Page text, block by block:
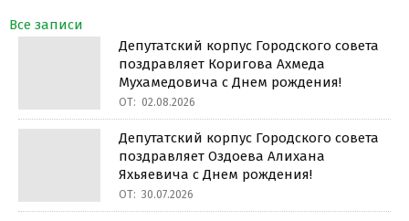
Все записи
Депутатский корпус Городского совета
поздравляет Коригова Ахмеда
Мухамедовича с Днем рождения!
ОТ: 02.08.2026
Депутатский корпус Городского совета
поздравляет Оздоева Алихана
Яхьяевича с Днем рождения!
ОТ: 30.07.2026